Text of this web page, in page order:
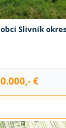
Slivník
€